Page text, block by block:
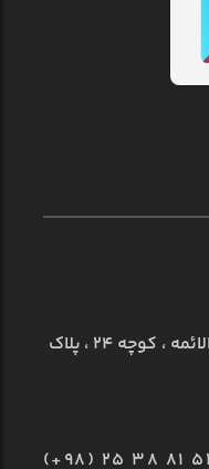
استان قم ، شهر قم ، خیابان جوادالائمه ، کوچه ۲۴ ، پلاک
(+98) 25 38 81